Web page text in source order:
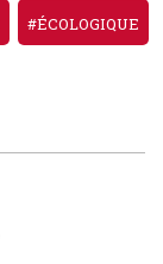
#ÉCOLOGIQUE